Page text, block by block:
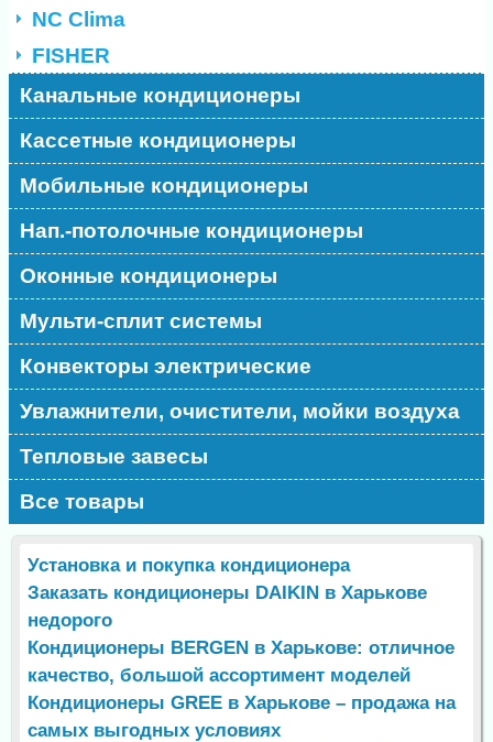
NC Clima
FISHER
Канальные кондиционеры
Кассетные кондиционеры
Мобильные кондиционеры
Нап.-потолочные кондиционеры
Оконные кондиционеры
Мульти-сплит системы
Конвекторы электрические
Увлажнители, очистители, мойки воздуха
Тепловые завесы
Все товары
Установка и покупка кондиционера
Заказать кондиционеры DAIKIN в Харькове
недорого
Кондиционеры BERGEN в Харькове: отличное
качество, большой ассортимент моделей
Кондиционеры GREE в Харькове – продажа на
самых выгодных условиях